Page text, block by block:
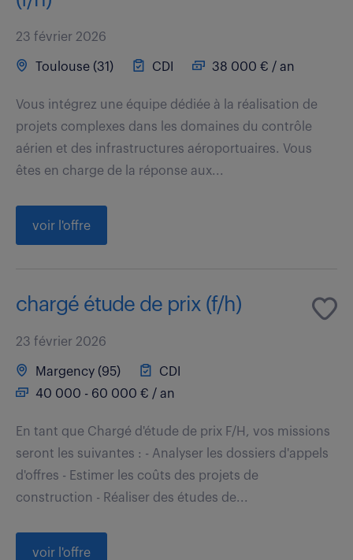
23 février 2026
Toulouse (31) CDI 38 000 € / an
Vous intégrez une équipe dédiée à la réalisation de
projets complexes dans les domaines du contrôle
aérien et des infrastructures aéroportuaires. Vous
êtes en charge de la réponse aux...
voir l'offre
chargé étude de prix (f/h)
23 février 2026
Margency (95)
CDI
40 000 - 60 000 € / an
En tant que Chargé d'étude de prix F/H, vos missions
seront les suivantes : - Analyser les dossiers d'appels
d'offres - Estimer les coûts des projets de
construction - Réaliser des études de...
voir l'offre